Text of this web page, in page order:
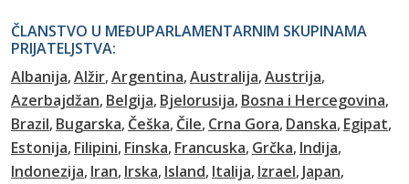
ČLANSTVO U MEĐUPARLAMENTARNIM SKUPINAMA
PRIJATELJSTVA:
Albanija Alžir Argentina Australija Austrija
Azerbajdžan Belgija Bjelorusija Bosna i Hercegovina
Brazil Bugarska Češka Čile Crna Gora Danska Egipat
Estonija Filipini Finska Francuska Grčka Indija
Indonezija Iran Irska Island Italija Izrael Japan